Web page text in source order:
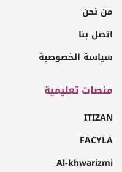
من نحن
اتصل بنا
سياسة الخصوصية
منصات تعليمية
ITIZAN
FACYLA
Al-khwarizmi